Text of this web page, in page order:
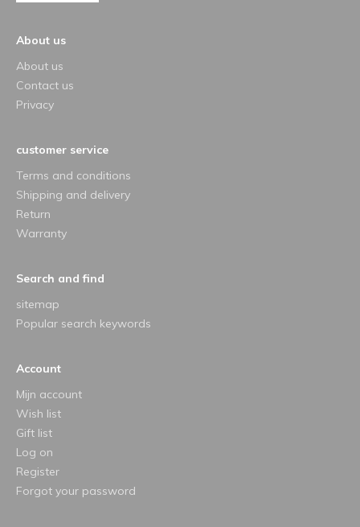
About us
About us
Contact us
Privacy
customer service
Terms and conditions
Shipping and delivery
Return
Warranty
Search and find
sitemap
Popular search keywords
Account
Mijn account
Wish list
Gift list
Log on
Register
Forgot your password